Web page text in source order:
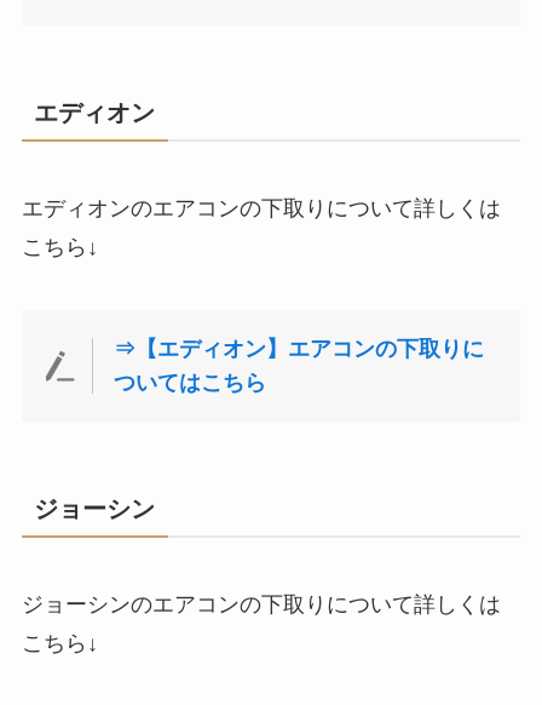
エディオン
エディオンのエアコンの下取りについて詳しくは
こちら↓
⇒【エディオン】エアコンの下取りに
ついてはこちら
ジョーシン
ジョーシンのエアコンの下取りについて詳しくは
こちら↓